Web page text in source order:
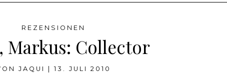
REZENSIONEN
Markus: Collector
JAQUI 13. JULI 2010